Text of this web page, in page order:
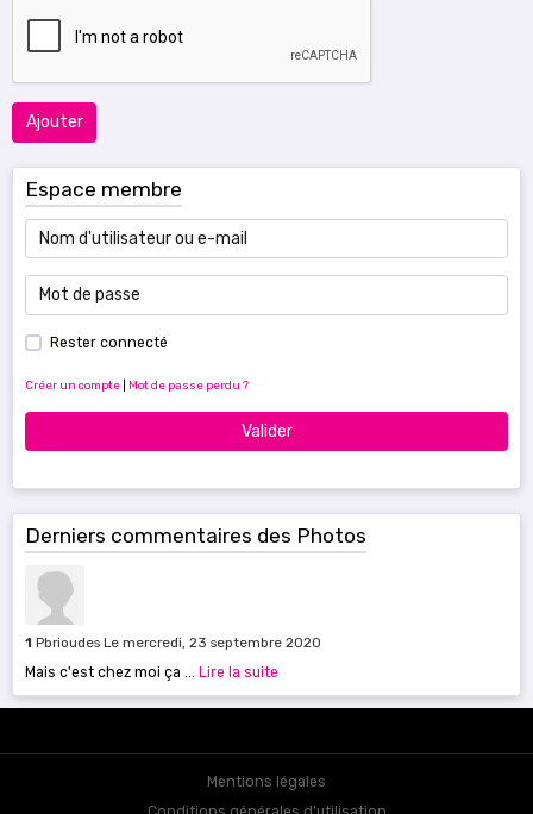
Ajouter
Espace membre
Rester connecté
Créer un compte Mot de passe perdu ?
Valider
Derniers commentaires des Photos
1 Pbrioudes Le mercredi, 23 septembre 2020
Mais c'est chez moi ça ... Lire la suite
Mentions légales